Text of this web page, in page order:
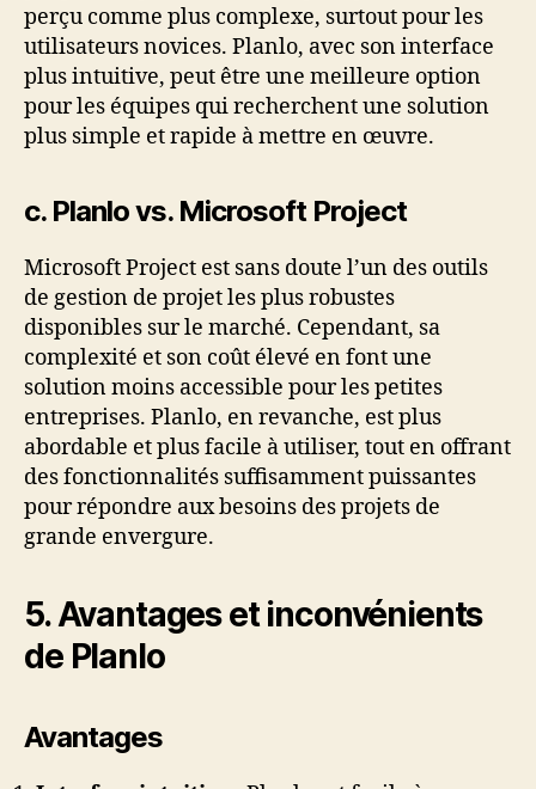
perçu comme plus complexe, surtout pour les
utilisateurs novices. Planlo, avec son interface
plus intuitive, peut être une meilleure option
pour les équipes qui recherchent une solution
plus simple et rapide à mettre en œuvre.
c. Planlo vs. Microsoft Project
Microsoft Project est sans doute l’un des outils
de gestion de projet les plus robustes
disponibles sur le marché. Cependant, sa
complexité et son coût élevé en font une
solution moins accessible pour les petites
entreprises. Planlo, en revanche, est plus
abordable et plus facile à utiliser, tout en offrant
des fonctionnalités suffisamment puissantes
pour répondre aux besoins des projets de
grande envergure.
5. Avantages et inconvénients
de Planlo
Avantages